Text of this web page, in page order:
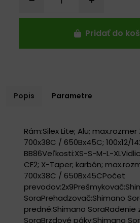
Pridať do
Popis Parametre
Rám:Silex Lite; Alu;
700x38C / 650Bx45C; 100x12/
BB86Veľkosti:XS-S-M-L-
CF2; X-Taper; karbón;
700x38C / 650Bx45CPočet
SoraPrehadzovač:Shimano
predné:Shimano SoraRadenie
SoraBrzdové páky:Shimano